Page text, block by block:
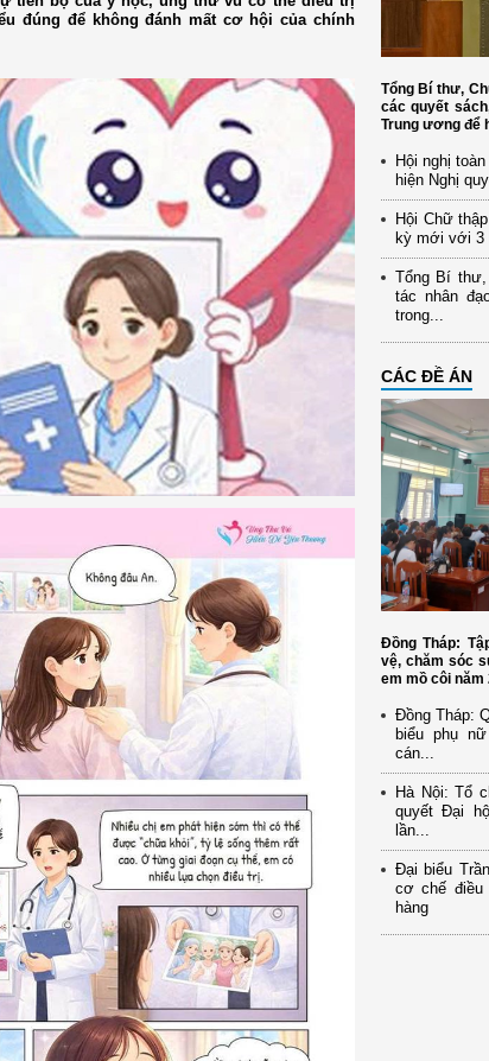
đúng để không đánh mất cơ hội của chính
Tổng Bí thư,
các quyết
Trung ương để
Hội nghị
hiện Nghị
Hội Chữ
kỳ mới với 3
Tổng Bí
tác nhân
trong...
CÁC ĐỀ ÁN
Đồng Tháp:
vệ, chăm sóc
em mồ côi năm
Đồng Tháp:
biểu phụ
cán...
Hà Nội: Tổ
quyết Đại
lần...
Đại biểu
cơ chế điều
hàng